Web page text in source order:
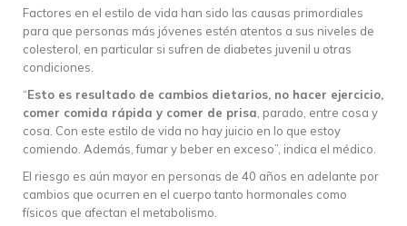
Factores en el estilo de vida han sido las causas primordiales
para que personas más jóvenes estén atentos a sus niveles de
colesterol, en particular si sufren de diabetes juvenil u otras
condiciones.
“Esto es resultado de cambios dietarios, no hacer ejercicio,
comer comida rápida y comer de prisa, parado, entre cosa y
cosa. Con este estilo de vida no hay juicio en lo que estoy
comiendo. Además, fumar y beber en exceso”, indica el médico.
El riesgo es aún mayor en personas de 40 años en adelante por
cambios que ocurren en el cuerpo tanto hormonales como
físicos que afectan el metabolismo.